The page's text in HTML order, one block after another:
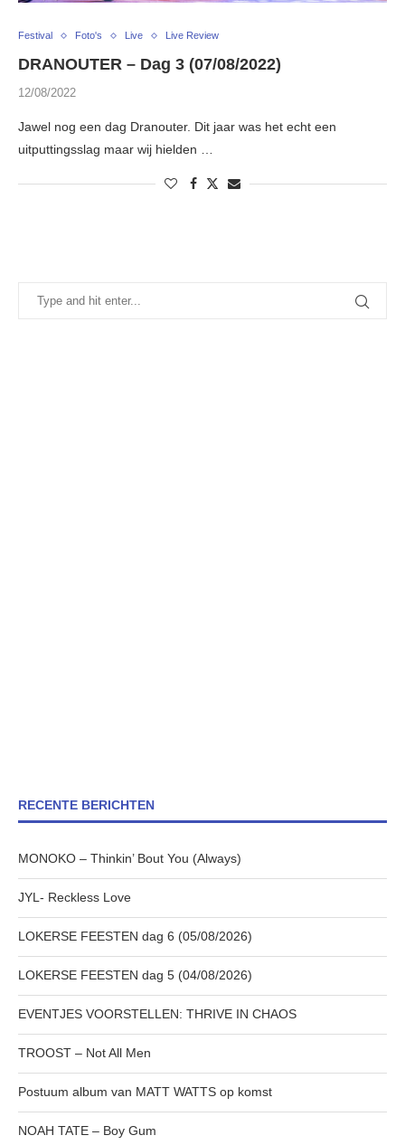
Festival Foto's Live Live Review
DRANOUTER – Dag 3 (07/08/2022)
12/08/2022
Jawel nog een dag Dranouter. Dit jaar was het echt een
uitputtingsslag maar wij hielden …
RECENTE BERICHTEN
MONOKO – Thinkin’ Bout You (Always)
JYL- Reckless Love
LOKERSE FEESTEN dag 6 (05/08/2026)
LOKERSE FEESTEN dag 5 (04/08/2026)
EVENTJES VOORSTELLEN: THRIVE IN CHAOS
TROOST – Not All Men
Postuum album van MATT WATTS op komst
NOAH TATE – Boy Gum